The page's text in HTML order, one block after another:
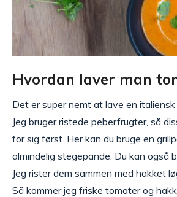
Hvordan laver man
Det er super nemt at lave en
Jeg bruger ristede peberfrugter, så
for sig først. Her kan du bruge en
almindelig stegepande. Du kan også
Jeg rister dem sammen med hakket
Så kommer jeg friske tomater og